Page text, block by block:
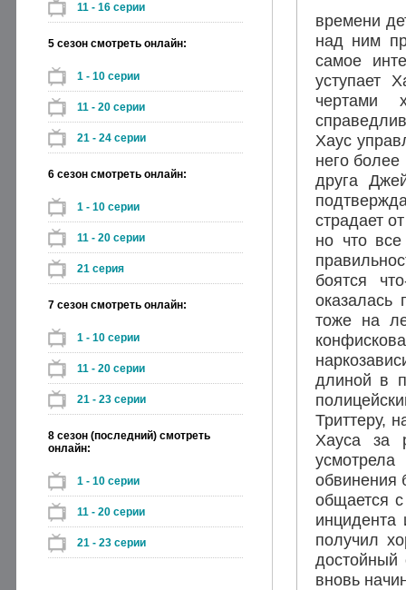
11 - 16 серии
5 сезон смотреть онлайн:
1 - 10 серии
11 - 20 серии
21 - 24 серии
6 сезон смотреть онлайн:
1 - 10 серии
11 - 20 серии
21 серия
7 сезон смотреть онлайн:
1 - 10 серии
11 - 20 серии
21 - 23 серии
8 сезон (последний) смотреть
онлайн:
1 - 10 серии
11 - 20 серии
21 - 23 серии
времени
над ним
самое
уступает
чертами
Хаус
него
друга
страдает
но что
боятся
оказалась
тоже на
длиной в
Триттеру,
Хауса за
обвинения
общается
получил
достойный
вновь